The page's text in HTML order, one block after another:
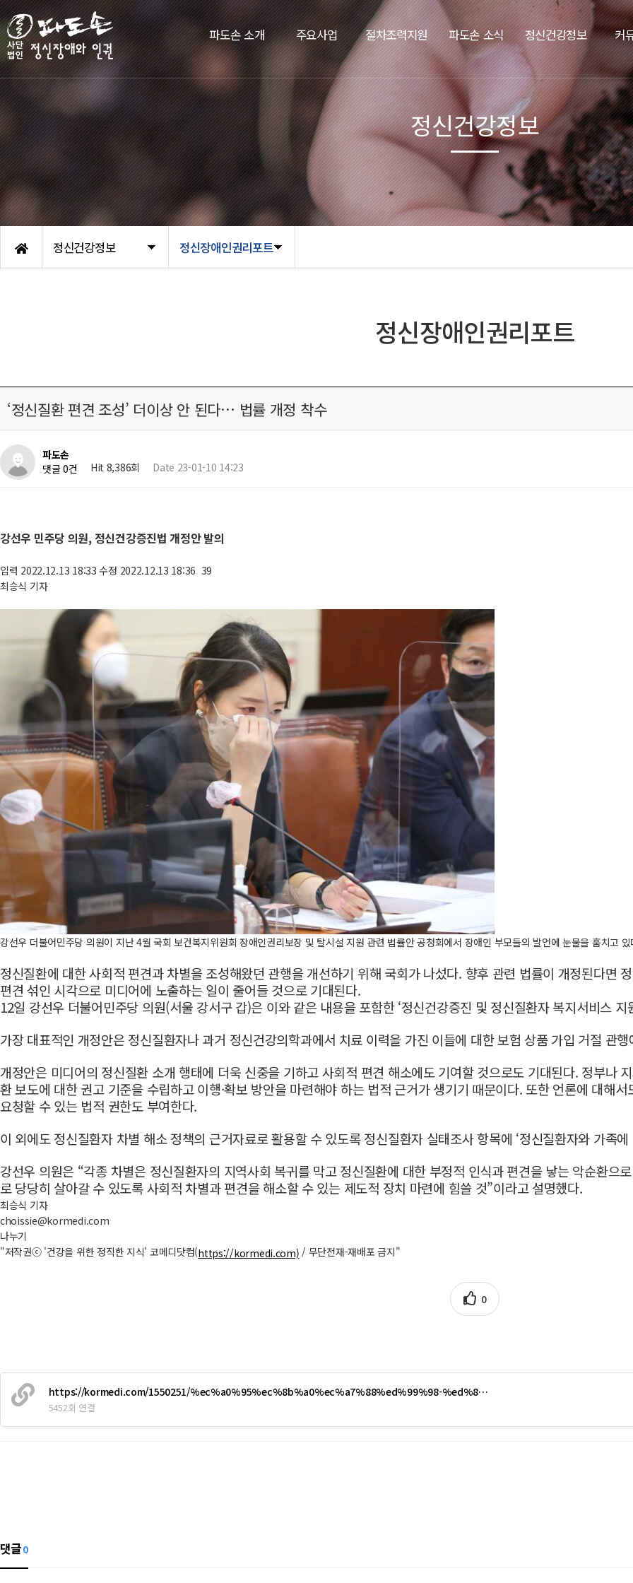
파도손 소개 주요사업 절차조력지원 파도손 소식 정신건강정보 커
정신건강정보 정신장애인권리포트
정신건강정보
정신장애인권리포트
‘정신질환 편견 조성’ 더이상 안 된다… 법률 개정 착수
파도손
댓글 0건
Hit 8,386회 Date 23-01-10 14:23
강선우 민주당 의원, 정신건강증진법 개정안 발의
입력 2022.12.13 18:33 수정 2022.12.13 18:36 39
최승식 기자
강선우 더불어민주당 의원이 지난 4월 국회 보건복지위원회 장애인권리보장 및 탈시설 지원 관련 법률안 공청회에서 장애인 부모들의 발언에 눈물을 훔치고
정신질환에 대한 사회적 편견과 차별을 조성해왔던 관행을 개선하기 위해 국회가 나섰다. 향후 관련 법률이 개정된다면
편견 섞인 시각으로 미디어에 노출하는 일이 줄어들 것으로 기대된다.
12일 강선우 더불어민주당 의원(서울 강서구 갑)은 이와 같은 내용을 포함한 ‘정신건강증진 및 정신질환자 복지서비스
가장 대표적인 개정안은 정신질환자나 과거 정신건강의학과에서 치료 이력을 가진 이들에 대한 보험 상품 가입 거절 관
개정안은 미디어의 정신질환 소개 행태에 더욱 신중을 기하고 사회적 편견 해소에도 기여할 것으로도 기대된다. 정부나
환 보도에 대한 권고 기준을 수립하고 이행·확보 방안을 마련해야 하는 법적 근거가 생기기 때문이다. 또한 언론에 대해
요청할 수 있는 법적 권한도 부여한다.
이 외에도 정신질환자 차별 해소 정책의 근거자료로 활용할 수 있도록 정신질환자 실태조사 항목에 ‘정신질환자와 가족
강선우 의원은 “각종 차별은 정신질환자의 지역사회 복귀를 막고 정신질환에 대한 부정적 인식과 편견을 낳는 악순환으
로 당당히 살아갈 수 있도록 사회적 차별과 편견을 해소할 수 있는 제도적 장치 마련에 힘쓸 것”이라고 설명했다.
최승식 기자
choissie@kormedi.com
나누기
"저작권ⓒ '건강을 위한 정직한 지식' 코메디닷컴(https://kormedi.com) / 무단전재-재배포 금지"
0
https://kormedi.com/1550251/%ec%a0%95%ec%8b%a0%ec%a7%88%ed%99%98-%ed%8…
5452회 연결
댓글0